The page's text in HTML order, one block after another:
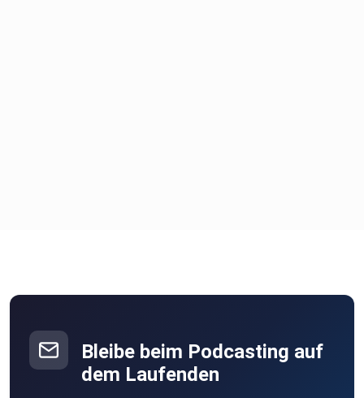
Bleibe beim Podcasting auf
dem Laufenden